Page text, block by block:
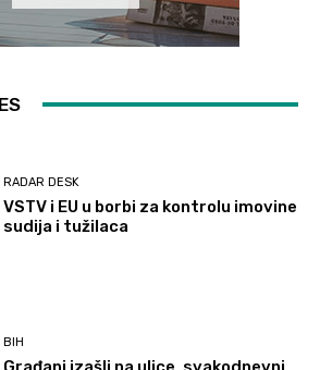
RADAR DESK
VSTV i EU u borbi za kontrolu imovine
sudija i tužilaca
BIH